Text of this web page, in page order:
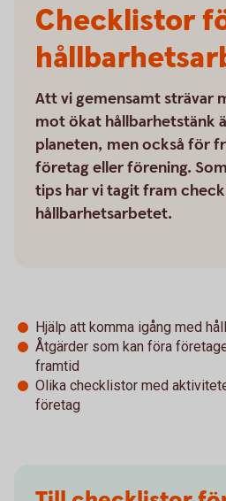
Checklistor
Att vi gemensamt strävar
mot ökat hållbarhetstänk
planeten, men också för
företag eller förening.
tips har vi tagit fram
hållbarhetsarbetet.
Hjälp att komma igång med
Åtgärder som kan föra
framtid
Olika checklistor med
företag